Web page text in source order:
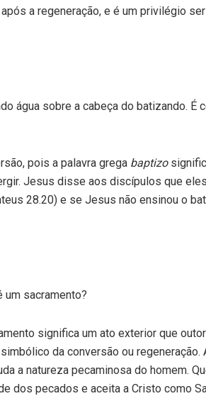
a regeneração, e é um privilégio
água sobre a cabeça do batizando. É
pois a palavra grega baptizo
Jesus disse aos discípulos que
28.20) e se Jesus não ensinou o
um sacramento?
significa um ato exterior que
da conversão ou regeneração.
a natureza pecaminosa do homem.
dos pecados e aceita a Cristo como